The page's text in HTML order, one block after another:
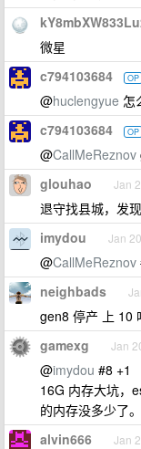
微星
c794103684 OP
@huclengyue 怎
c794103684 OP
@CallMeReznov
glouhao Jan
退守找县城，发
imydou Jan
@CallMeReznov
neighbads
gen8 停产 上 10
gamexg Jan
@imydou #8 +1
16G 内存大坑，
的内存没多少了。
alvin666 Jan